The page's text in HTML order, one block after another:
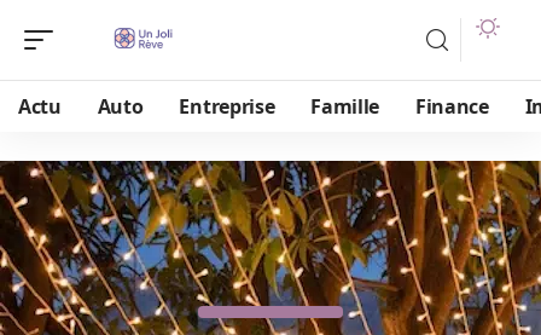
Actu Auto Entreprise Famille Finance